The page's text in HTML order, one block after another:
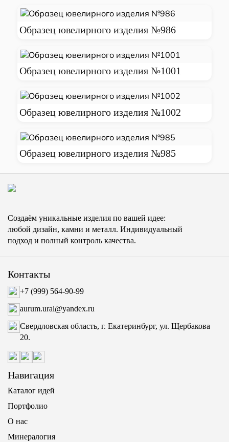
Образец ювелирного изделия №986
Образец ювелирного изделия №1001
Образец ювелирного изделия №1002
Образец ювелирного изделия №985
Создаём уникальные изделия по вашей идее:
любой дизайн, камни и металл. Индивидуальный
подход и полный контроль качества.
Контакты
+7 (999) 564-90-99
aurum.ural@yandex.ru
Свердловская область, г. Екатеринбург, ул. Щербакова
20.
Навигация
Каталог идей
Портфолио
О нас
Минералогия